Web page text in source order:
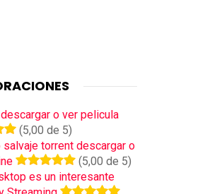
o ver pelicula
(5,00 de 5)
salvaje torrent descargar o
(5,00 de 5)
es un interesante